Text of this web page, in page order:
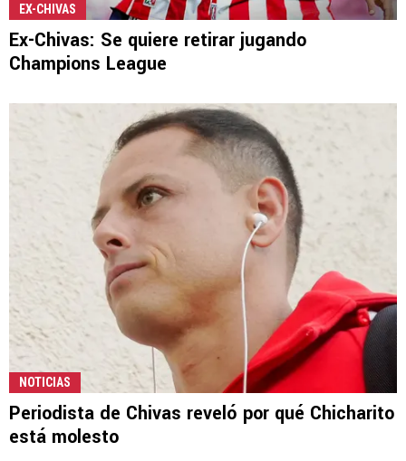
EX-CHIVAS
Ex-Chivas: Se quiere retirar jugando
Champions League
NOTICIAS
Periodista de Chivas reveló por qué Chicharito
está molesto